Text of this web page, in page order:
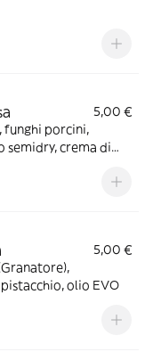
5,00 €
funghi porcini,
semidry, crema di
5,00 €
olio EVO